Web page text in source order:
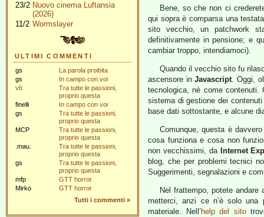
23/2 Nuovo cinema Luftansia
(2026)
11/2 Wormslayer
ULTIMI COMMENTI
gs
La parola proibita
gs
In campo con voi
vb
Tra tutte le passioni,
proprio questa
finelli
In campo con voi
gs
Tra tutte le passioni,
proprio questa
MCP
Tra tutte le passioni,
proprio questa
.mau.
Tra tutte le passioni,
proprio questa
gs
Tra tutte le passioni,
proprio questa
mfp
GTT horror
Mirko
GTT horror
Tutti i commenti »
Bene, so che non ci
qui sopra è comparsa una
sito vecchio, un patchwork
definitivamente in pensione; e
cambiar troppo, intendiamoci).
Quando il vecchio sito fu
ascensore inJavascript. Oggi,
tecnologica, nè come contenuti.
sistema di gestione dei
base dati sottostante, e alcune
Comunque, questa è
cosa funziona e cosa non
non vecchissimi, da Internet
blog, che per problemi tecnici
Suggerimenti, segnalazioni e
Nel frattempo, potete
metterci, anzi ce n’è solo una
materiale. Nell’ help del sito